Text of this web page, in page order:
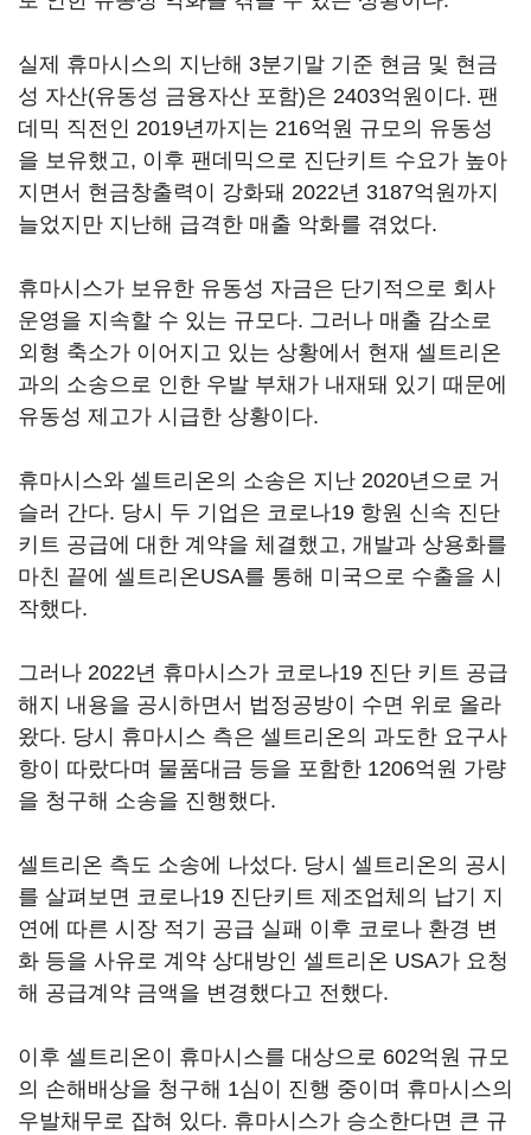
실제 휴마시스의 지난해 3분기말 기준 현금 및 현금
성 자산(유동성 금융자산 포함)은 2403억원이다. 팬
데믹 직전인 2019년까지는 216억원 규모의 유동성
을 보유했고, 이후 팬데믹으로 진단키트 수요가 높아
지면서 현금창출력이 강화돼 2022년 3187억원까지
늘었지만 지난해 급격한 매출 악화를 겪었다.
휴마시스가 보유한 유동성 자금은 단기적으로 회사
운영을 지속할 수 있는 규모다. 그러나 매출 감소로
외형 축소가 이어지고 있는 상황에서 현재 셀트리온
과의 소송으로 인한 우발 부채가 내재돼 있기 때문에
유동성 제고가 시급한 상황이다.
휴마시스와 셀트리온의 소송은 지난 2020년으로 거
슬러 간다. 당시 두 기업은 코로나19 항원 신속 진단
키트 공급에 대한 계약을 체결했고, 개발과 상용화를
마친 끝에 셀트리온USA를 통해 미국으로 수출을 시
작했다.
그러나 2022년 휴마시스가 코로나19 진단 키트 공급
해지 내용을 공시하면서 법정공방이 수면 위로 올라
왔다. 당시 휴마시스 측은 셀트리온의 과도한 요구사
항이 따랐다며 물품대금 등을 포함한 1206억원 가량
을 청구해 소송을 진행했다.
셀트리온 측도 소송에 나섰다. 당시 셀트리온의 공시
를 살펴보면 코로나19 진단키트 제조업체의 납기 지
연에 따른 시장 적기 공급 실패 이후 코로나 환경 변
화 등을 사유로 계약 상대방인 셀트리온 USA가 요청
해 공급계약 금액을 변경했다고 전했다.
이후 셀트리온이 휴마시스를 대상으로 602억원 규모
의 손해배상을 청구해 1심이 진행 중이며 휴마시스의
우발채무로 잡혀 있다. 휴마시스가 승소한다면 큰 규